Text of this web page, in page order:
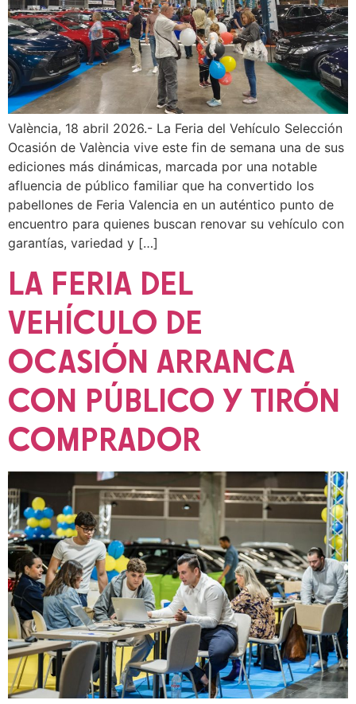
València, 18 abril 2026.- La Feria del Vehículo Selección
Ocasión de València vive este fin de semana una de sus
ediciones más dinámicas, marcada por una notable
afluencia de público familiar que ha convertido los
pabellones de Feria Valencia en un auténtico punto de
encuentro para quienes buscan renovar su vehículo con
garantías, variedad y […]
LA FERIA DEL
VEHÍCULO DE
OCASIÓN ARRANCA
CON PÚBLICO Y TIRÓN
COMPRADOR